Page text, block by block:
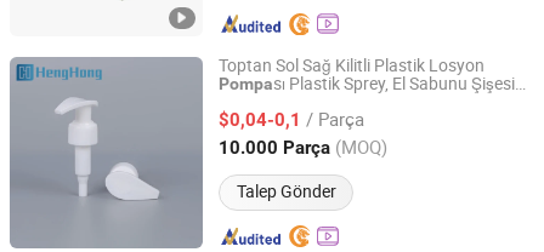
Toptan Sol Sağ Kilitli Plastik Losyon
Pompası Plastik Sprey, El Sabunu Şişesi
$0,04-0,1 / Parça
10.000 Parça (MOQ)
Talep Gönder
Ningbo Henghong Packaging Co., Ltd.
Zhejiang, China Fiyat 2020